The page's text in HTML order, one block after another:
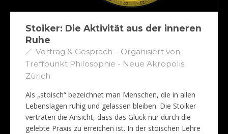
Stoiker: Die Aktivität aus der inneren
Ruhe
Vortrag & Gespräch – Organisiert von
Treffpunkt Philosophie - Neue Akropolis
Zürich
Als „stoisch“ bezeichnet man Menschen, die in allen
Lebenslagen ruhig und gelassen bleiben. Die Stoiker
vertraten die Ansicht, dass das Glück nur durch die
gelebte Praxis zu erreichen ist. In der stoischen Lehre